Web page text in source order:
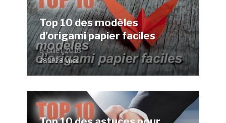
Top 10 des modèles
d’origami papier faciles
8 juillet 2018
283928 Vues